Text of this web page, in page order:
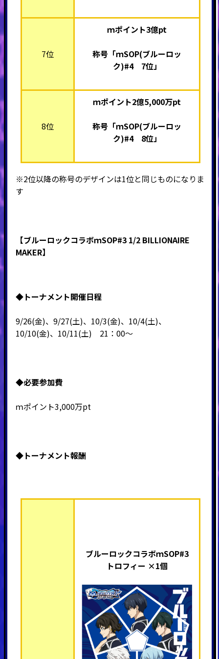
7位
ｍポイント3億pt
称号「ｍSOP(ブルーロッ
ク)#4 7位」
8位
ｍポイント2億5,000万pt
称号「ｍSOP(ブルーロッ
ク)#4 8位」
※2位以降の称号のデザインは1位と同じものになりま
す
【ブルーロックコラボｍSOP#3 1/2 BILLIONAIRE
MAKER】
◆トーナメント開催日程
9/26(金)、9/27(土)、10/3(金)、10/4(土)、
10/10(金)、10/11(土) 21：00～
◆必要参加費
ｍポイント3,000万pt
◆トーナメント報酬
ブルーロックコラボｍSOP#3
トロフィー ×1個